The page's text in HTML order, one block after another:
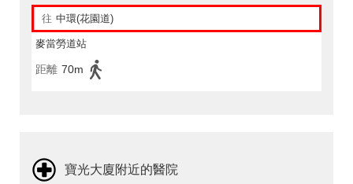
往 中環(花園道)
麥當勞道站
距離 70m
寶光大廈附近的醫院